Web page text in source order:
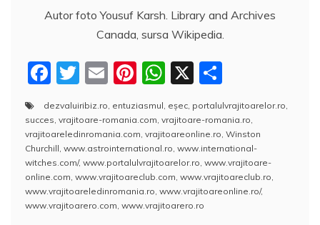
Autor foto Yousuf Karsh. Library and Archives
Canada, sursa Wikipedia.
F
c
e
b
o
o
T
w
itt
er
E
m
ai
l
Pi
nt
er
e
st
W
at
s
A
p
p
X
a
rt
aj
e
a
dezvaluiribiz.ro entuziasmul eşec portalulvrajitoarelor.ro
succes vrajitoare-romania.com vrajitoare-romania.ro
vrajitoareledinromania.com vrajitoareonline.ro Winston
Churchill www.astrointernational.ro www.international-
witches.com/, www.portalulvrajitoarelor.ro www.vrajitoare-
online.com www.vrajitoareclub.com www.vrajitoareclub.ro
www.vrajitoareledinromania.ro www.vrajitoareonline.ro/,
www.vrajitoarero.com www.vrajitoarero.ro